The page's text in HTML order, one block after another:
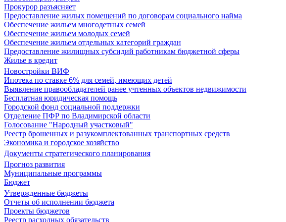
Прокурор разъясняет
Предоставление жилых помещений по договорам социального найма
Обеспечение жильем многодетных семей
Обеспечение жильем молодых семей
Обеспечение жильем отдельных категорий граждан
Предоставление жилищных субсидий работникам бюджетной сферы
Жилье в кредит
Новостройки ВИФ
Ипотека по ставке 6% для семей, имеющих детей
Выявление правообладателей ранее учтенных объектов недвижимости
Бесплатная юридическая помощь
Городской фонд социальной поддержки
Отделение ПФР по Владимирской области
Голосование "Народный участковый"
Реестр брошенных и разукомплектованных транспортных средств
Экономика и городское хозяйство
Документы стратегического планирования
Прогноз развития
Муниципальные программы
Бюджет
Утвержденные бюджеты
Отчеты об исполнении бюджета
Проекты бюджетов
Реестр расходных обязательств